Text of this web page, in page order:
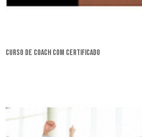
curso de coach com certificado